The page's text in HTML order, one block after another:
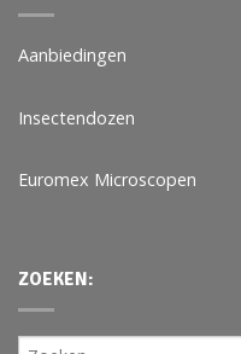
Aanbiedingen
Insectendozen
Euromex Microscopen
ZOEKEN: